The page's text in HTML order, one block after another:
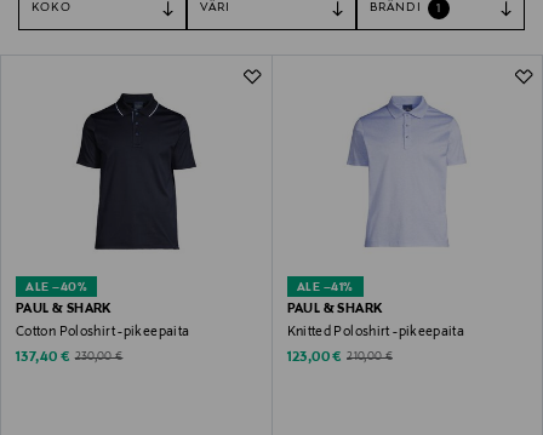
KOKO VÄRI BRÄNDI 1
ALE –40%
PAUL & SHARK
Cotton Poloshirt -pikeepaita
Discounted Price
137,40 € Original Price
230,00 €
ALE –41%
PAUL & SHARK
Knitted Poloshirt -pikeepaita
Discounted Price
123,00 € Original Price
210,00 €